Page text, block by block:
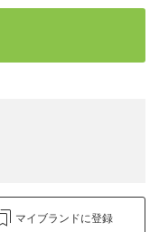
マイブランドに登録